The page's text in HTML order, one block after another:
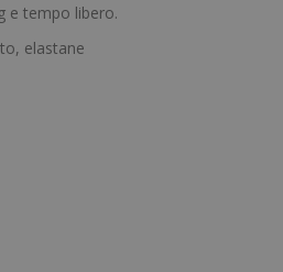
e tempo libero.
elastane